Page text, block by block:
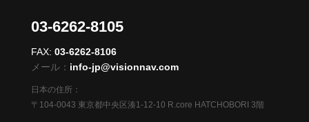
03-6262-8105
FAX: 03-6262-8106
メール： info-jp@visionnav.com
日本の住所：
〒104-0043 東京都中央区湊1-12-10 R.core HATCHOBORI 3階